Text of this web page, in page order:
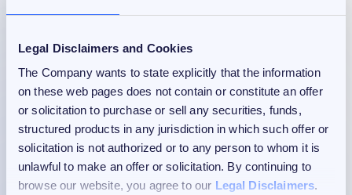
Legal Disclaimers and Cookies
The Company wants to state explicitly that the information
on these web pages does not contain or constitute an offer
or solicitation to purchase or sell any securities, funds,
structured products in any jurisdiction in which such offer or
solicitation is not authorized or to any person to whom it is
unlawful to make an offer or solicitation. By continuing to
browse our website, you agree to our Legal Disclaimers.
Informationen, die wir gespeichert haben,
aktualisieren oder löschen diese Informationen.
Wenn wir ihnen Zugriff auf die Informationen
gewähren, die wir von Ihnen gespeichert haben,
fallen für Sie nach unserer Berechnung keine
Gebühren an, außerdem ist Ihre Anfrage
„offensichtlich unbegründet oder übertrieben“.
Wenn dies legal ist, können wir Ihre Anfrage